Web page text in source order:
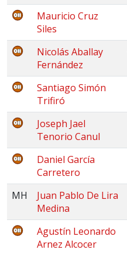
Mauricio Cruz
Siles
Nicolás Aballay
Fernández
Santiago Simón
Trifiró
Joseph Jael
Tenorio Canul
Daniel García
Carretero
MH
Juan Pablo De Lira
Medina
Agustín Leonardo
Arnez Alcocer